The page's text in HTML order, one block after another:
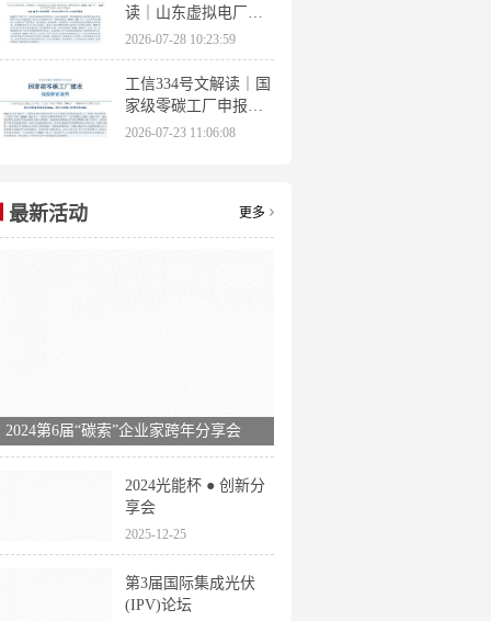
读｜山东虚拟电厂管
理办法全文 分布式光
伏打包入市规则详解
2026-07-28 10:23:59
工信334号文解读｜国
家级零碳工厂申报条
件、三大硬性指标、
2026-07-23 11:06:08
最新活动 更多
2024第6届“碳索”企业家跨年分享会
2024光能杯 ● 创新分
享会
2025-12-25
第3届国际集成光伏
(IPV)论坛